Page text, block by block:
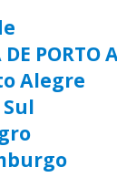
PORTO
Alegre